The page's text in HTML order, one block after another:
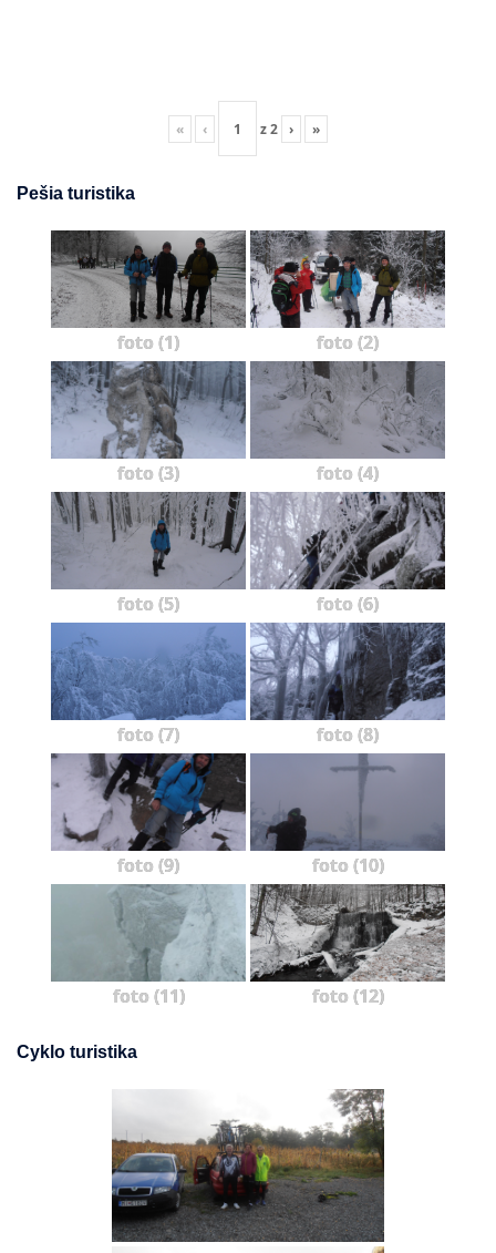
« ‹ z2 › »
Pešia turistika
foto (1) foto (2)
foto (3) foto (4)
foto (5) foto (6)
foto (7) foto (8)
foto (9) foto (10)
foto (11) foto (12)
Cyklo turistika